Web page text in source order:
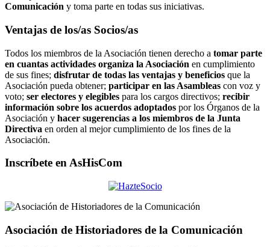
Comunicación y toma parte en todas sus iniciativas.
Ventajas de los/as Socios/as
Todos los miembros de la Asociación tienen derecho a tomar parte
en cuantas actividades organiza la Asociación en cumplimiento
de sus fines; disfrutar de todas las ventajas y beneficios que la
Asociación pueda obtener; participar en las Asambleas con voz y
voto; ser electores y elegibles para los cargos directivos; recibir
información sobre los acuerdos adoptados por los Órganos de la
Asociación y hacer sugerencias a los miembros de la Junta
Directiva en orden al mejor cumplimiento de los fines de la
Asociación.
Inscríbete en AsHisCom
Asociación de Historiadores de la Comunicación